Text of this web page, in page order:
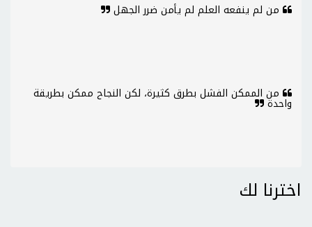
من لم ينفعه العلم لم يأمن ضرر الجهل
من الممكن الفشل بطرق كثيرة، لكن النجاح ممكن بطريقة
واحدة
اخترنا لك